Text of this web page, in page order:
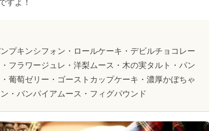
すよ！
プキンシフォン・ロールケーキ・デビルチョコレー
フラワージュレ・洋梨ムース・木の実タルト・パン
葡萄ゼリー・ゴーストカップケーキ・濃厚かぼちゃ
・バンパイアムース・フィグパウンド